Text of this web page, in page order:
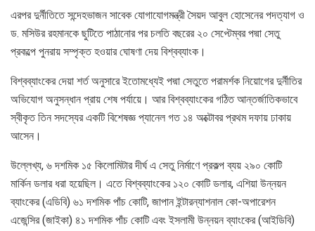
এরপর দুর্নীতিতে সন্দেহভাজন সাবেক যোগাযোগমন্ত্রী সৈয়দ আবুল হোসেনের পদত্যাগ ও
ড. মসিউর রহমানকে ছুটিতে পাঠানোর পর চলতি বছরের ২০ সেপ্টেম্বর পদ্মা সেতু
প্রকল্পে পুনরায় সম্পৃক্ত হওয়ার ঘোষণা দেয় বিশ্বব্যাংক।
বিশ্বব্যাংকের দেয়া শর্ত অনুসারে ইতোমধ্যেই পদ্মা সেতুতে পরামর্শক নিয়োগের দুর্নীতির
অভিযোগ অনুসন্ধান প্রায় শেষ পর্যায়ে। আর বিশ্বব্যাংকের গঠিত আন্তর্জাতিকভাবে
স্বীকৃত তিন সদস্যের একটি বিশেষজ্ঞ প্যানেল গত ১৪ অক্টোবর প্রথম দফায় ঢাকায়
আসেন।
উল্লেখ্য, ৬ দশমিক ১৫ কিলোমিটার দীর্ঘ এ সেতু নির্মাণে প্রকল্প ব্যয় ২৯০ কোটি
মার্কিন ডলার ধরা হয়েছিল। এতে বিশ্বব্যাংকের ১২০ কোটি ডলার, এশিয়া উন্নয়ন
ব্যাংকের (এডিবি) ৬১ দশমিক পাঁচ কোটি, জাপান ইন্টারন্যাশনাল কো-অপারেশন
এজেন্সির (জাইকা) ৪১ দশমিক পাঁচ কোটি এবং ইসলামী উন্নয়ন ব্যাংকের (আইডিবি)